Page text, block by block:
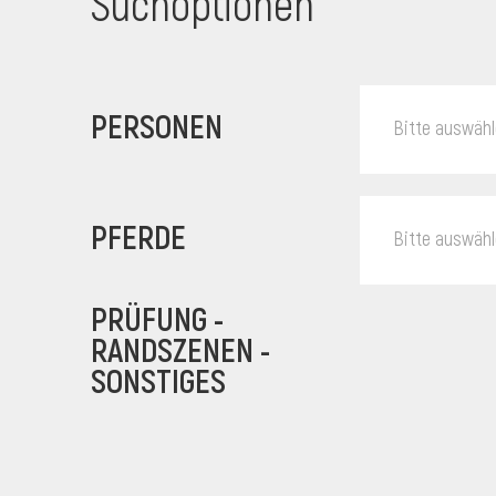
PERSONEN Bitte
PFERDE Bitte
PRÜFUNG -
RANDSZENEN -
SONSTIGES